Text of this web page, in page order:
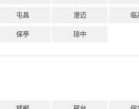
屯昌 澄迈 临
保亭 琼中